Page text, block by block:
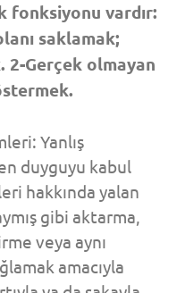
fonksiyonu vardır:
saklamak;
2-Gerçek olmayan
Yanlış
duyguyu kabul
hakkında yalan
gibi aktarma,
veya aynı
amacıyla